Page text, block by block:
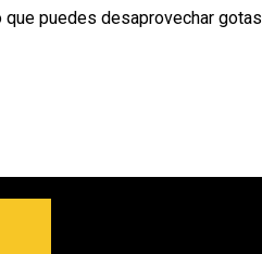
que puedes desaprovechar gotas